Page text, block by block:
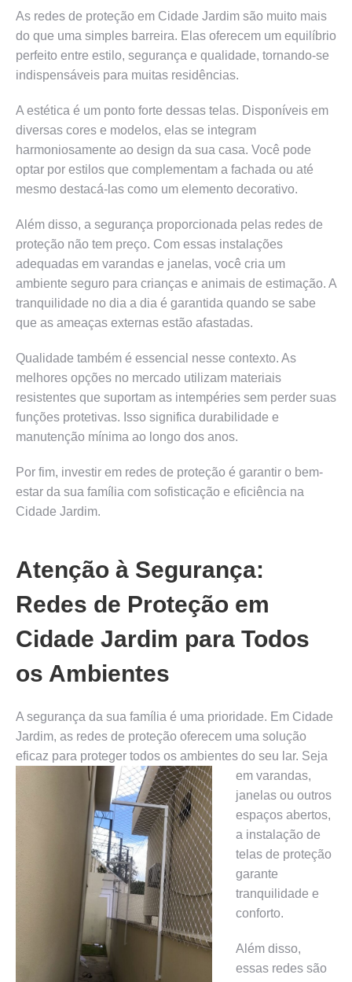
As redes de proteção em Cidade Jardim são muito mais
do que uma simples barreira. Elas oferecem um equilíbrio
perfeito entre estilo, segurança e qualidade, tornando-se
indispensáveis para muitas residências.
A estética é um ponto forte dessas telas. Disponíveis em
diversas cores e modelos, elas se integram
harmoniosamente ao design da sua casa. Você pode
optar por estilos que complementam a fachada ou até
mesmo destacá-las como um elemento decorativo.
Além disso, a segurança proporcionada pelas redes de
proteção não tem preço. Com essas instalações
adequadas em varandas e janelas, você cria um
ambiente seguro para crianças e animais de estimação. A
tranquilidade no dia a dia é garantida quando se sabe
que as ameaças externas estão afastadas.
Qualidade também é essencial nesse contexto. As
melhores opções no mercado utilizam materiais
resistentes que suportam as intempéries sem perder suas
funções protetivas. Isso significa durabilidade e
manutenção mínima ao longo dos anos.
Por fim, investir em redes de proteção é garantir o bem-
estar da sua família com sofisticação e eficiência na
Cidade Jardim.
Atenção à Segurança:
Redes de Proteção em
Cidade Jardim para Todos
os Ambientes
A segurança da sua família é uma prioridade. Em Cidade
Jardim, as redes de proteção oferecem uma solução
eficaz para proteger todos os ambientes do seu lar. Seja
em varandas,
janelas ou outros
espaços abertos,
a instalação de
telas de proteção
garante
tranquilidade e
conforto.
Além disso,
essas redes são